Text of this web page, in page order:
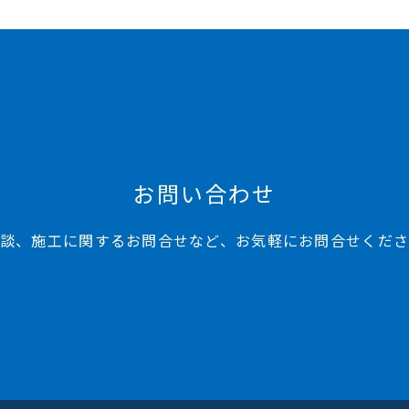
お問い合わせ
、施工に関するお問合せなど、お気軽にお問合せくだ